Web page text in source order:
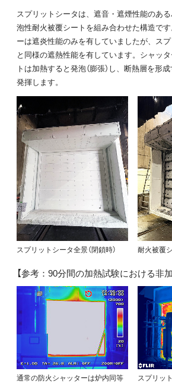
スプリットシータは、遮音・遮煙性能のあ
泡性耐火被覆シートを組み合わせた構造で
ーは遮炎性能のみを有していましたが、ス
と同様の遮熱性能を有しています。シャッ
トは加熱すると発泡（膨張）し、断熱層を形
発揮します。
スプリットシータ全景（閉鎖時） 耐火被覆
【参考：90分間の加熱試験における非
通常の防火シャッターは炉内同等
スプリッ